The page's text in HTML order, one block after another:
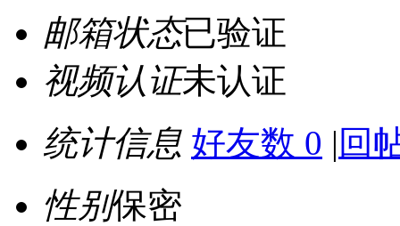
邮箱状态已验证
视频认证未认证
统计信息 好友数 0 | 回
性别保密